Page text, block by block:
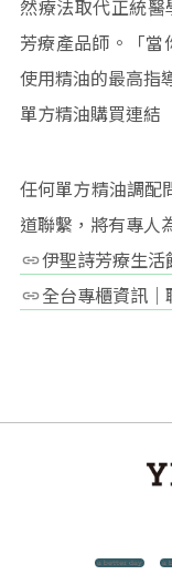
然療法取代正統
芳療產品師。「
使用精油的最高指
單方精油購買連結
任何單方精油調配
道聯繫，將有專人
伊聖詩芳療生
全台專櫃資訊